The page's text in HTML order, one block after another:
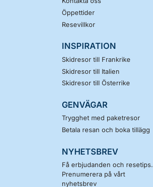
Öppettider
Resevillkor
INSPIRATION
Skidresor till Frankrike
Skidresor till Italien
Skidresor till Österrike
GENVÄGAR
Trygghet med paketresor
Betala resan och boka tillägg
NYHETSBREV
Få erbjudanden och resetips.
Prenumerera på vårt
nyhetsbrev